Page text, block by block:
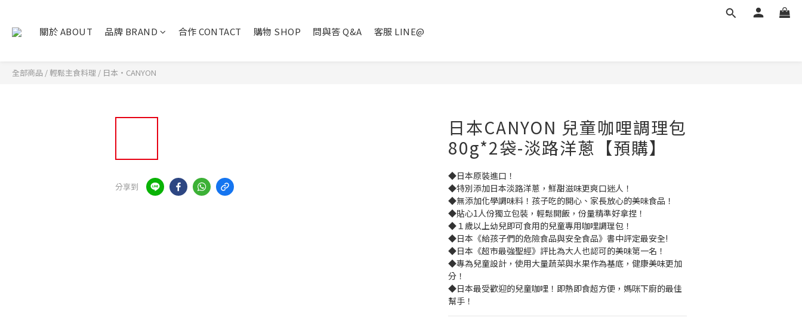
關於 ABOUT 品牌 BRAND 合作 CONTACT 購物 SHOP 問與答 Q&A 客服 LINE@
全部商品 /輕鬆主食料理 / 日本・CANYON
分享到
日本CANYON 兒童咖哩調理包
80g*2袋-淡路洋蔥【預購】
◆日本原裝進口！
◆特別添加日本淡路洋蔥，鮮甜滋味更爽口迷人！
◆無添加化學調味料！孩子吃的開心、家長放心的美味食品！
◆貼心1人份獨立包裝，輕鬆開飯，份量精準好拿捏！
◆１歲以上幼兒即可食用的兒童專用咖哩調理包！
◆日本《給孩子們的危險食品與安全食品》書中評定最安全!
◆日本《超市最強聖經》評比為大人也認可的美味第一名！
◆專為兒童設計，使用大量蔬菜與水果作為基底，健康美味更加
分！
◆日本最受歡迎的兒童咖哩！即熱即食超方便，媽咪下廚的最佳
幫手！